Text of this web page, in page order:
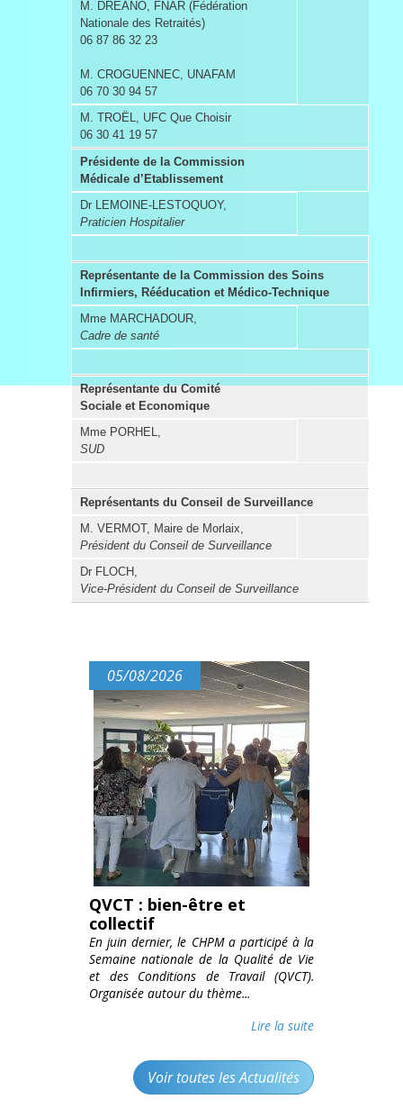
M. DREANO, FNAR (Fédération
Nationale des Retraités)
06 87 86 32 23
M. CROGUENNEC, UNAFAM
06 70 30 94 57
M. TROËL, UFC Que Choisir
06 30 41 19 57
Présidente de la Commission
Médicale d’Etablissement
Dr LEMOINE-LESTOQUOY,
Praticien Hospitalier
Représentante de la Commission des Soins
Infirmiers, Rééducation et Médico-Technique
Mme MARCHADOUR,
Cadre de santé
Représentante du Comité
Sociale et Economique
Mme PORHEL,
SUD
Représentants du Conseil de Surveillance
M. VERMOT, Maire de Morlaix,
Président du Conseil de Surveillance
Dr FLOCH,
Vice-Président du Conseil de Surveillance
QVCT : bien-être et
collectif
05/08/2026
En juin dernier, le CHPM a participé à la
Semaine nationale de la Qualité de Vie
et des Conditions de Travail (QVCT).
Organisée autour du thème...
Lire la suite
Voir toutes les Actualités